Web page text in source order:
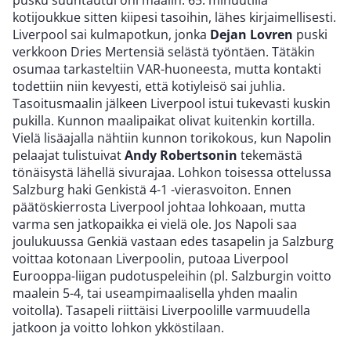
kotijoukkue sitten kiipesi tasoihin, lähes kirjaimellisesti.
Liverpool sai kulmapotkun, jonka Dejan Lovren puski
verkkoon Dries Mertensiä selästä työntäen. Tätäkin
osumaa tarkasteltiin VAR-huoneesta, mutta kontakti
todettiin niin kevyesti, että kotiyleisö sai juhlia.
Tasoitusmaalin jälkeen Liverpool istui tukevasti kuskin
pukilla. Kunnon maalipaikat olivat kuitenkin kortilla.
Vielä lisäajalla nähtiin kunnon torikokous, kun Napolin
pelaajat tulistuivatAndy Robertsonin tekemästä
tönäisystä lähellä sivurajaa. Lohkon toisessa ottelussa
Salzburg haki Genkistä 4-1 -vierasvoiton. Ennen
päätöskierrosta Liverpool johtaa lohkoaan, mutta
varma sen jatkopaikka ei vielä ole. Jos Napoli saa
joulukuussa Genkiä vastaan edes tasapelin ja Salzburg
voittaa kotonaan Liverpoolin, putoaa Liverpool
Eurooppa-liigan pudotuspeleihin (pl. Salzburgin voitto
maalein 5-4, tai useampimaalisella yhden maalin
voitolla). Tasapeli riittäisi Liverpoolille varmuudella
jatkoon ja voitto lohkon ykköstilaan.